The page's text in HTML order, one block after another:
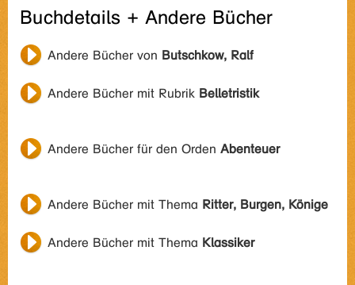
Buchdetails + Andere Bücher
Andere Bücher von Butschkow, Ralf
Andere Bücher mit Rubrik Belletristik
Andere Bücher für den Orden Abenteuer
Andere Bücher mit Thema Ritter, Burgen, Könige
Andere Bücher mit Thema Klassiker